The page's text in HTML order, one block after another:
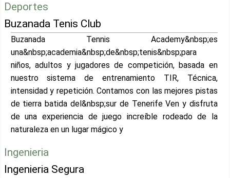
Deportes
Buzanada Tenis Club
Buzanada Tennis Academy&nbsp;es
una&nbsp;academia&nbsp;de&nbsp;tenis&nbsp;para
niños, adultos y jugadores de competición, basada en
nuestro sistema de entrenamiento TIR, Técnica,
intensidad y repetición. Contamos con las mejores pistas
de tierra batida del&nbsp;sur de Tenerife Ven y disfruta
de una experiencia de juego increíble rodeado de la
naturaleza en un lugar mágico y
Ingenieria
Ingenieria Segura